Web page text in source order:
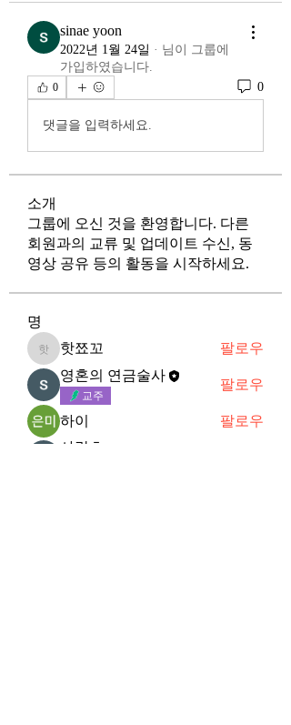
sinae yoon
2022년 1월 24일 · 님이 그룹에
가입하였습니다.
0 0
댓글을 입력하세요.
소개
그룹에 오신 것을 환영합니다. 다른
회원과의 교류 및 업데이트 수신, 동
영상 공유 등의 활동을 시작하세요.
명
핫쬬꼬
핫쬬꼬
팔로우
영혼의 연금술사
교주
팔로우
하이
팔로우
사랑초